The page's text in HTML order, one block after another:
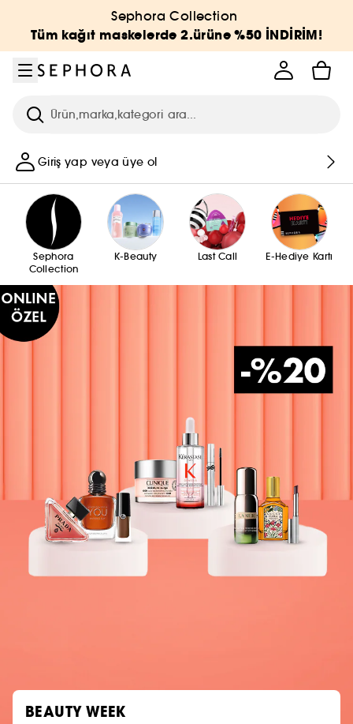
Sephora Collection
Tüm kağıt maskelerde 2.ürüne %50 İNDİRİM!
Arama
Giriş yap veya üye ol
Sephora
Collection
K-Beauty Last Call E-Hediye Kartı
BEAUTY WEEK